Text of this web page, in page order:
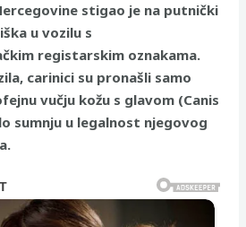
stigao je na putnički
u vozilu s
registarskim oznakama.
carinici su pronašli samo
vučju kožu s glavom (Canis
sumnju u legalnost njegovog